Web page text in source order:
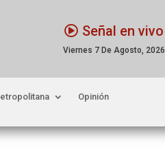
Señal en vivo
Viernes 7 De Agosto, 2026
Opinión